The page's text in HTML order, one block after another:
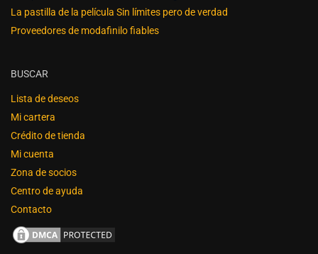
La pastilla de la película Sin límites pero de verdad
Proveedores de modafinilo fiables
BUSCAR
Lista de deseos
Mi cartera
Crédito de tienda
Mi cuenta
Zona de socios
Centro de ayuda
Contacto